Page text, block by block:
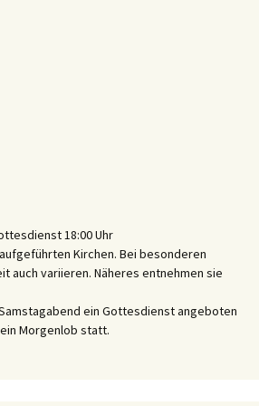
18:00 Uhr
Kirchen. Bei besonderen
auch variieren. Näheres entnehmen sie
ein Gottesdienst angeboten
Morgenlob statt.